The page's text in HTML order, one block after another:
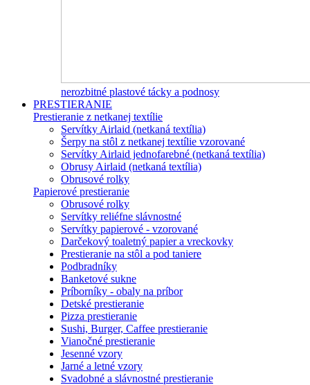
nerozbitné plastové tácky a podnosy
PRESTIERANIE
Prestieranie z netkanej textílie
Servítky Airlaid (netkaná textília)
Šerpy na stôl z netkanej textílie vzorované
Servítky Airlaid jednofarebné (netkaná textília)
Obrusy Airlaid (netkaná textília)
Obrusové rolky
Papierové prestieranie
Obrusové rolky
Servítky reliéfne slávnostné
Servítky papierové - vzorované
Darčekový toaletný papier a vreckovky
Prestieranie na stôl a pod taniere
Podbradníky
Banketové sukne
Príborníky - obaly na príbor
Detské prestieranie
Pizza prestieranie
Sushi, Burger, Caffee prestieranie
Vianočné prestieranie
Jesenné vzory
Jarné a letné vzory
Svadobné a slávnostné prestieranie